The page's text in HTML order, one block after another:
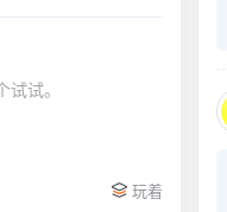
试。
玩着